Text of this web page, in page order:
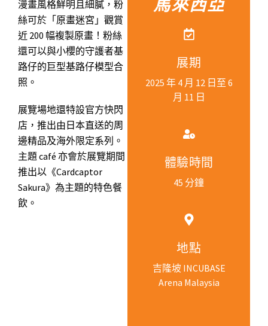
漫畫風格鮮明且細膩，粉
絲可於「原畫迷宮」觀賞
近 200 幅複製原畫！粉絲
還可以與小櫻的守護者基
路仔的巨型基路仔模型合
照。
展覽場地還特設官方快閃
店，推出由日本直送的周
邊精品及海外限定系列。
主題 café 亦會於展覽期間
推出以《Cardcaptor
Sakura》為主題的特色餐
飲。
馬來西亞
展期
2025 年 4 月 12 日至 6
月 11 日
體驗時間
45 分鐘
地點
吉隆坡 INCUBASE
Arena Malaysia